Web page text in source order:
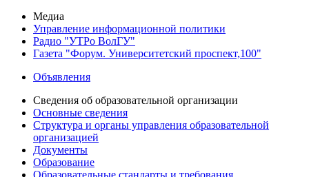
Медиа
Управление информационной политики
Радио "УТРо ВолГУ"
Газета "Форум. Университетский проспект,100"
Объявления
Сведения об образовательной организации
Основные сведения
Структура и органы управления образовательной
организацией
Документы
Образование